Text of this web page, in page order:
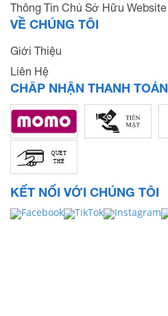
Thông Tin Chủ Sở Hữu Website
VỀ CHÚNG TÔI
Giới Thiệu
Liên Hệ
CHẤP NHẬN THANH TOÁN
KẾT NỐI VỚI CHÚNG TÔI